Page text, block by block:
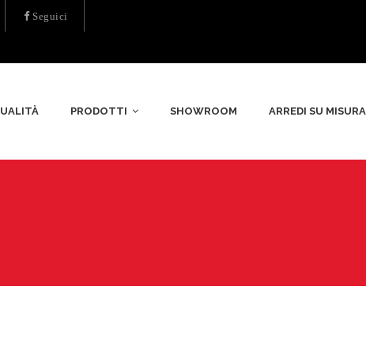
Seguici
PRODOTTI SHOWROOM ARREDI SU MISURA